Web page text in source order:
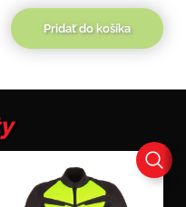
Pridať do košíka